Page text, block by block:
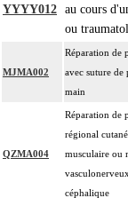
Tout acte
traitée.
13
La libération
articulaire, la
de butoir
L'arthroplastie
ou plastie, la
contention
YYYY012 au cours
ou
MJMA002
Réparation de
avec suture
main
QZMA004
Réparation de
régional
musculaire ou
céphalique